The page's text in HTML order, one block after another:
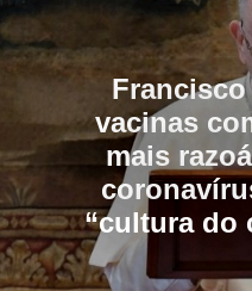
vacinas
mais
“cultura do